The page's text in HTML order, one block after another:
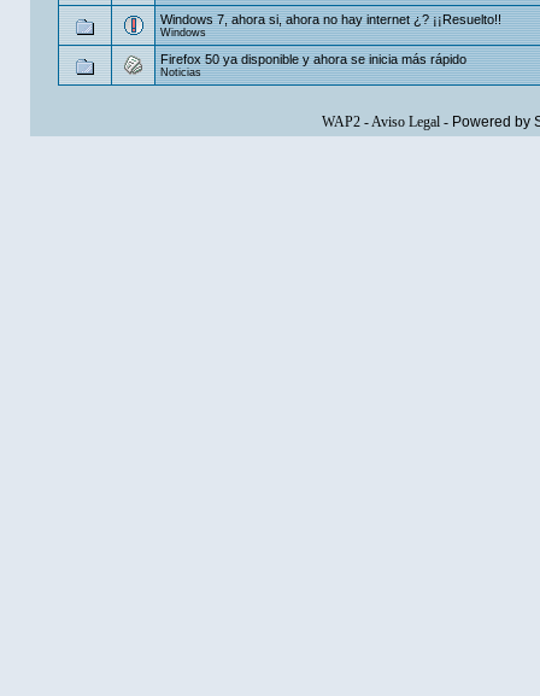
Windows 7, ahora si, ahora no hay internet ¿? ¡¡Resuelto!!
Windows
Firefox 50 ya disponible y ahora se inicia más rápido
Noticias
WAP2-Aviso Legal- Powered by